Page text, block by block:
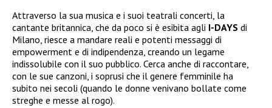
Attraverso la sua musica e i suoi teatrali concerti, la
cantante britannica, che da poco si è esibita agli I-DAYS di
Milano, riesce a mandare reali e potenti messaggi di
empowerment e di indipendenza, creando un legame
indissolubile con il suo pubblico. Cerca anche di raccontare,
con le sue canzoni, i soprusi che il genere femminile ha
subito nei secoli (quando le donne venivano bollate come
streghe e messe al rogo).